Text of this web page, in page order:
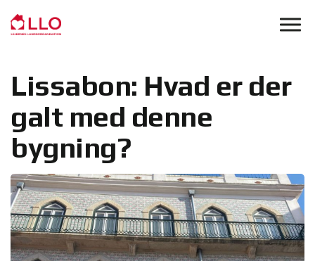
Lissabon: Hvad er der
galt med denne
bygning?